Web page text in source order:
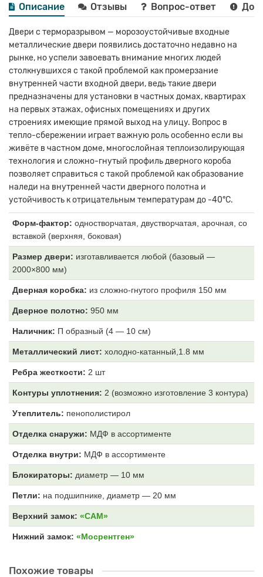
Описание Отзывы Вопрос-ответ
Двери с терморазрывом — морозоустойчивые входные
металлические двери появились достаточно недавно на
рынке, но успели завоевать внимание многих людей
столкнувшихся с такой проблемой как промерзание
внутренней части входной двери, ведь такие двери
предназначены для установки в частных домах, квартирах
на первых этажах, офисных помещениях и других
строениях имеющие прямой выход на улицу. Вопрос в
тепло-сбережении играет важную роль особенно если вы
живёте в частном доме, многослойная теплоизолирующая
технология и сложно-гнутый профиль дверного короба
позволяет справиться с такой проблемой как образование
наледи на внутренней части дверного полотна и
устойчивость к отрицательным температурам до -40°С.
Форм-фактор: одностворчатая, двустворчатая, арочная, со
вставкой (верхняя, боковая)
Размер двери: изготавливается любой (базовый —
2000×800 мм)
Дверная коробка: из сложно-гнутого профиля 150 мм
Дверное полотно: 950 мм
Наличник: П образный (4 — 10 см)
Металлический лист: холодно-катанный,1.8 мм
Ребра жесткости: 2 шт
Контуры уплотнения: 2 (возможно изготовление 3 контура)
Утеплитель: пенополистирол
Отделка снаружи: МДФ в ассортименте
Отделка внутри: МДФ в ассортименте
Блокираторы: диаметр — 10 мм
Петли: на подшипнике, диаметр — 20 мм
Верхний замок: «САМ»
Нижний замок: «Мосрентген»
Похожие товары